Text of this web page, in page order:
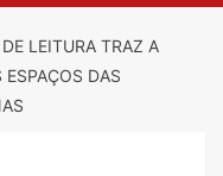
LEITURA TRAZ A
DAS